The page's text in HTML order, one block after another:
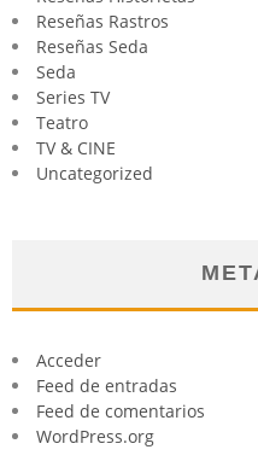
Reseñas Rastros
Reseñas Seda
Seda
Series TV
Teatro
TV & CINE
Uncategorized
Acceder
Feed de entradas
Feed de comentarios
WordPress.org